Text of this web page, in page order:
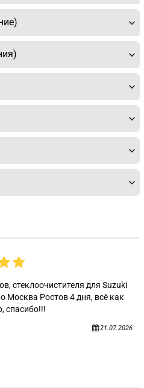
стеклоочистителя для Suzuki
Москва Ростов 4 дня, всё как
спасибо!!!
21.07.2026